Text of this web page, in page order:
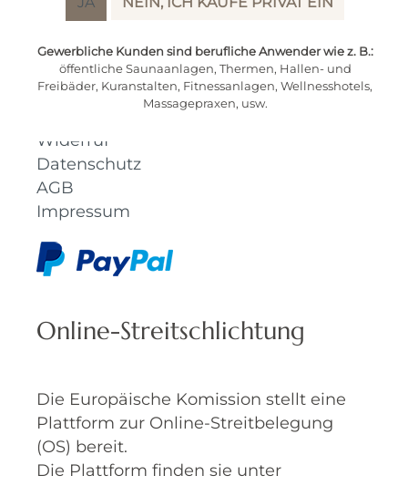
Gewerbliche Kunden sind berufliche Anwender wie z. B.:
öffentliche Saunaanlagen, Thermen, Hallen- und
Freibäder, Kuranstalten, Fitnessanlagen, Wellnesshotels,
Massagepraxen, usw.
Zahlungsmöglichkeiten
Hilfe / Support
Kontakt
Lieferung / Versand
Widerruf
Datenschutz
AGB
Impressum
Online-Streitschlichtung
Die Europäische Komission stellt eine
Plattform zur Online-Streitbelegung
(OS) bereit.
Die Plattform finden sie unter